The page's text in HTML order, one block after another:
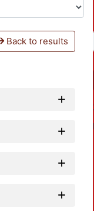
Back to results